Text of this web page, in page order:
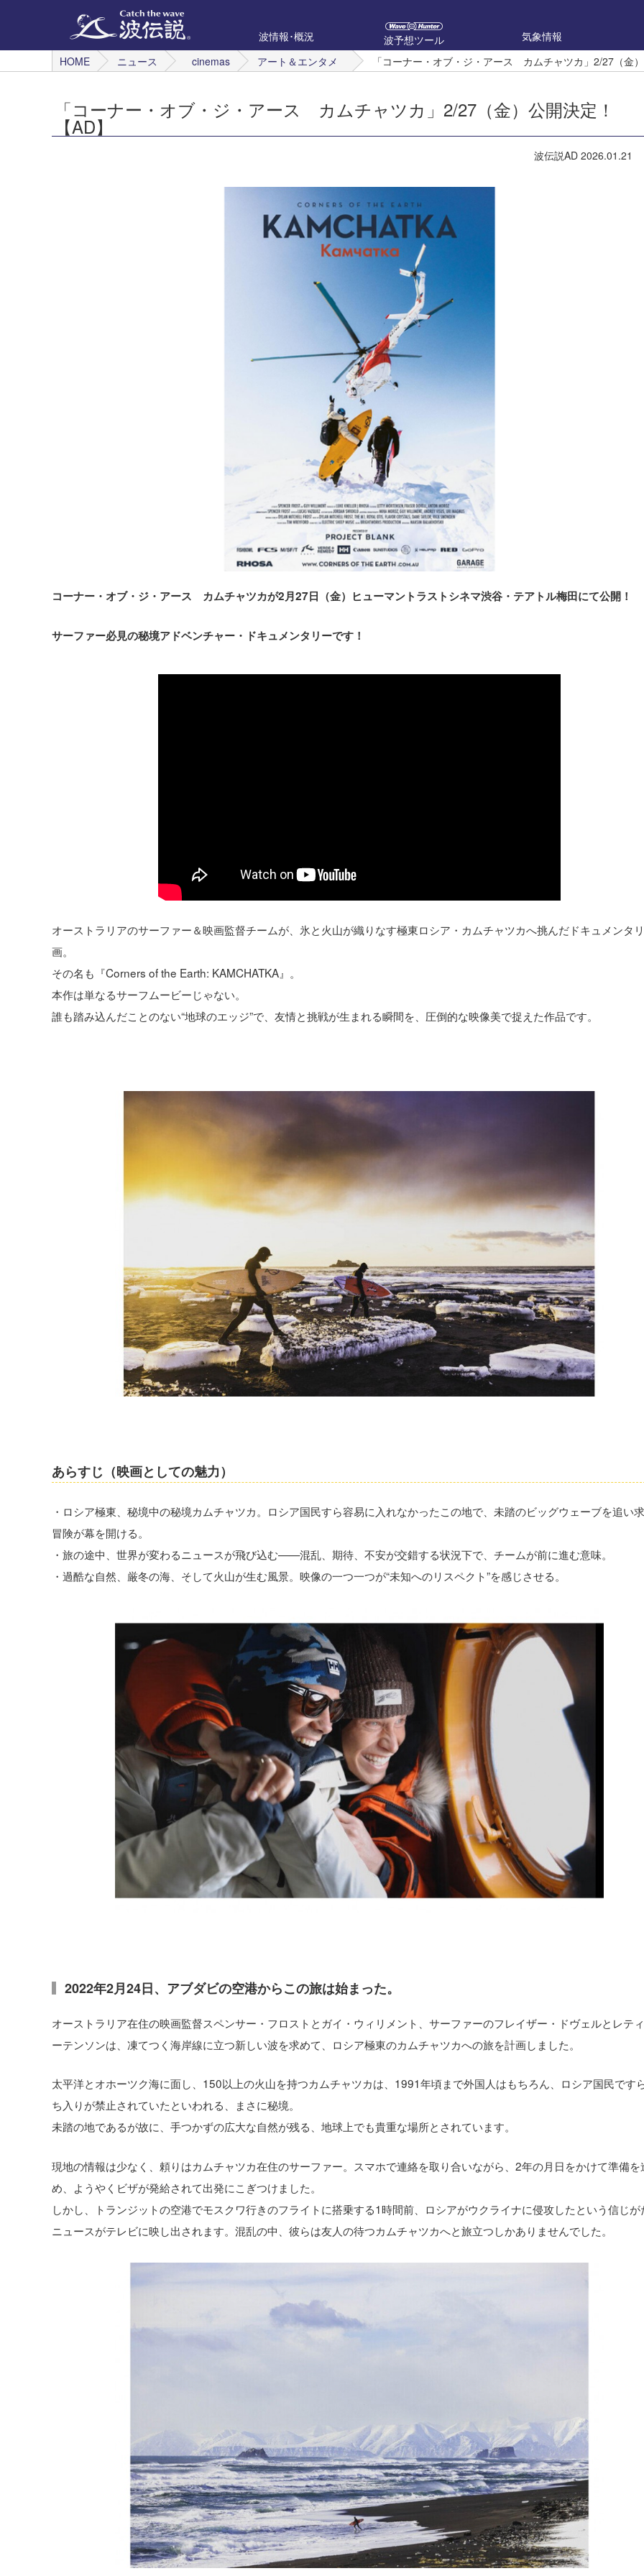
波情報･概況 波予想ツール
気象情報
HOME
ニュース cinemas アート＆エンタメ 「コーナー・オブ・ジ・アース カムチャツカ」2/27（金
「コーナー・オブ・ジ・アース カムチャツカ」2/27（金）公開決定！
【AD】
波伝説AD 2026.01.21
コーナー・オブ・ジ・アース カムチャツカが2月27日（金）ヒューマントラストシネマ渋谷・テアトル梅田にて公開！
サーファー必見の秘境アドベンチャー・ドキュメンタリーです！
オーストラリアのサーファー＆映画監督チームが、氷と火山が織りなす極東ロシア・カムチャツカへ挑んだドキュメンタ
画。
その名も『Corners of the Earth: KAMCHATKA』。
本作は単なるサーフムービーじゃない。
誰も踏み込んだことのない“地球のエッジ”で、友情と挑戦が生まれる瞬間を、圧倒的な映像美で捉えた作品です。
あらすじ（映画としての魅力）
・ロシア極東、秘境中の秘境カムチャツカ。ロシア国民すら容易に入れなかったこの地で、未踏のビッグウェーブを追い
冒険が幕を開ける。
・旅の途中、世界が変わるニュースが飛び込む——混乱、期待、不安が交錯する状況下で、チームが前に進む意味。
・過酷な自然、厳冬の海、そして火山が生む風景。映像の一つ一つが“未知へのリスペクト”を感じさせる。
2022年2月24日、アブダビの空港からこの旅は始まった。
オーストラリア在住の映画監督スペンサー・フロストとガイ・ウィリメント、サーファーのフレイザー・ドヴェルとレテ
ーテンソンは、凍てつく海岸線に立つ新しい波を求めて、ロシア極東のカムチャツカへの旅を計画しました。
太平洋とオホーツク海に面し、150以上の火山を持つカムチャツカは、1991年頃まで外国人はもちろん、ロシア国民です
ち入りが禁止されていたといわれる、まさに秘境。
未踏の地であるが故に、手つかずの広大な自然が残る、地球上でも貴重な場所とされています。
現地の情報は少なく、頼りはカムチャツカ在住のサーファー。スマホで連絡を取り合いながら、2年の月日をかけて準備を
め、ようやくビザが発給されて出発にこぎつけました。
しかし、トランジットの空港でモスクワ行きのフライトに搭乗する1時間前、ロシアがウクライナに侵攻したという信じが
ニュースがテレビに映し出されます。混乱の中、彼らは友人の待つカムチャツカへと旅立つしかありませんでした。